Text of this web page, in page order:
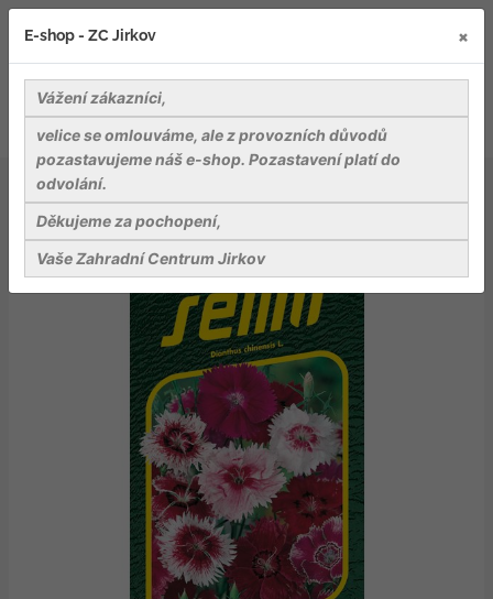
Osiva
E-shop - ZC Jirkov ×
Vážení zákazníci,
velice se omlouváme, ale z provozních důvodů
pozastavujeme náš e-shop. Pozastavení platí do
odvolání.
Děkujeme za pochopení,
Vaše Zahradní Centrum Jirkov